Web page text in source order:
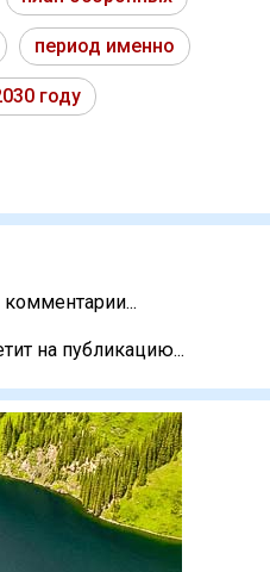
период именно
году
на публикацию...